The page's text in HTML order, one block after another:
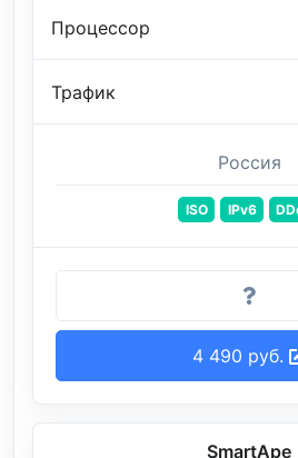
Процессор
Трафик
Россия
ISO IPv6
4 490 руб.
SmartApe